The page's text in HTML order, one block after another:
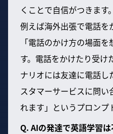
くことで自信がつきます。
例えば海外出張で電話を
「電話のかけ方の場面
す。電話をかけたり受け
ナリオには友達に電話し
スタマーサービスに問
れます」というプロンプ
Q. AIの発達で英語学習